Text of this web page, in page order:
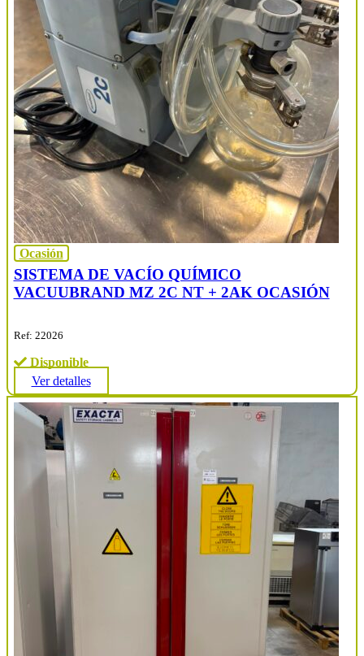
Ocasión
SISTEMA DE VACÍO QUÍMICO
VACUUBRAND MZ 2C NT + 2AK OCASIÓN
Ref: 22026
Disponible
Ver detalles